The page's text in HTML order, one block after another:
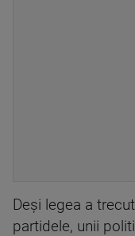
Deşi legea a
partidele, unii